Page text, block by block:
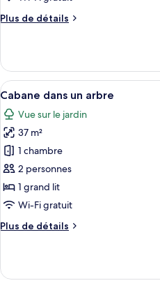
chambre :
Cabane
arbre
Plus de détails
Plus
Cabane
dans
un
arbre
Afficher
toutes
les
photos
pour
ce
type
de
chambre :
Cabane
13
Cabane dans un arbre
Vue sur le jardin
37 m²
1 chambre
2 personnes
1 grand lit
Wi-Fi gratuit
Plus de détails
Plus
Cabane